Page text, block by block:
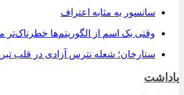
سانسور به مثابه اعتراف
وقتی یک اسم از الگوریتم‌ها
ستارخان؛ شعله نترس آزادی در قلب
یاداشت